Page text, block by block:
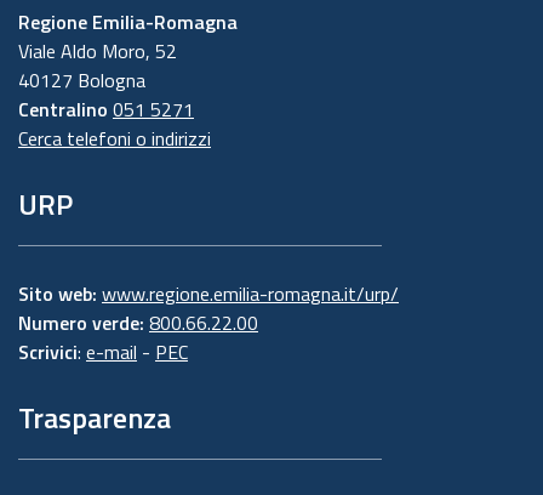
Regione Emilia-Romagna
Viale Aldo Moro, 52
40127 Bologna
Centralino 051 5271
Cerca telefoni o indirizzi
URP
Sito web: www.regione.emilia-romagna.it/urp/
Numero verde: 800.66.22.00
Scrivici: e-mail - PEC
Trasparenza